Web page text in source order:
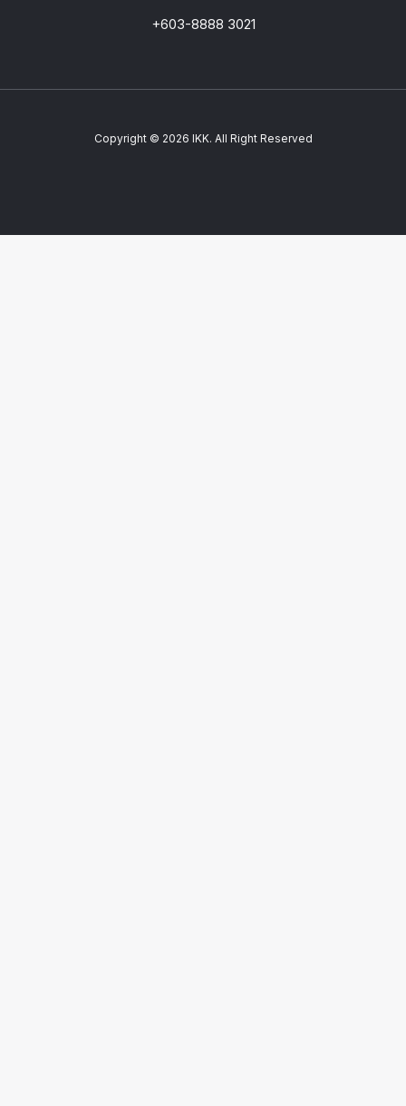
+603-8888 3021
Copyright © 2026 IKK. All Right Reserved